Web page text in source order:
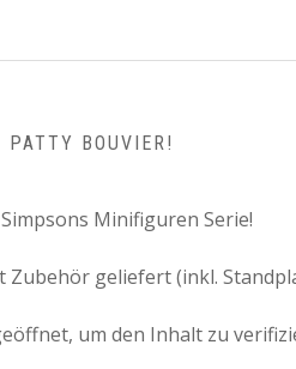
BOUVIER!
Minifiguren Serie!
Zubehör geliefert (inkl.
um den Inhalt zu